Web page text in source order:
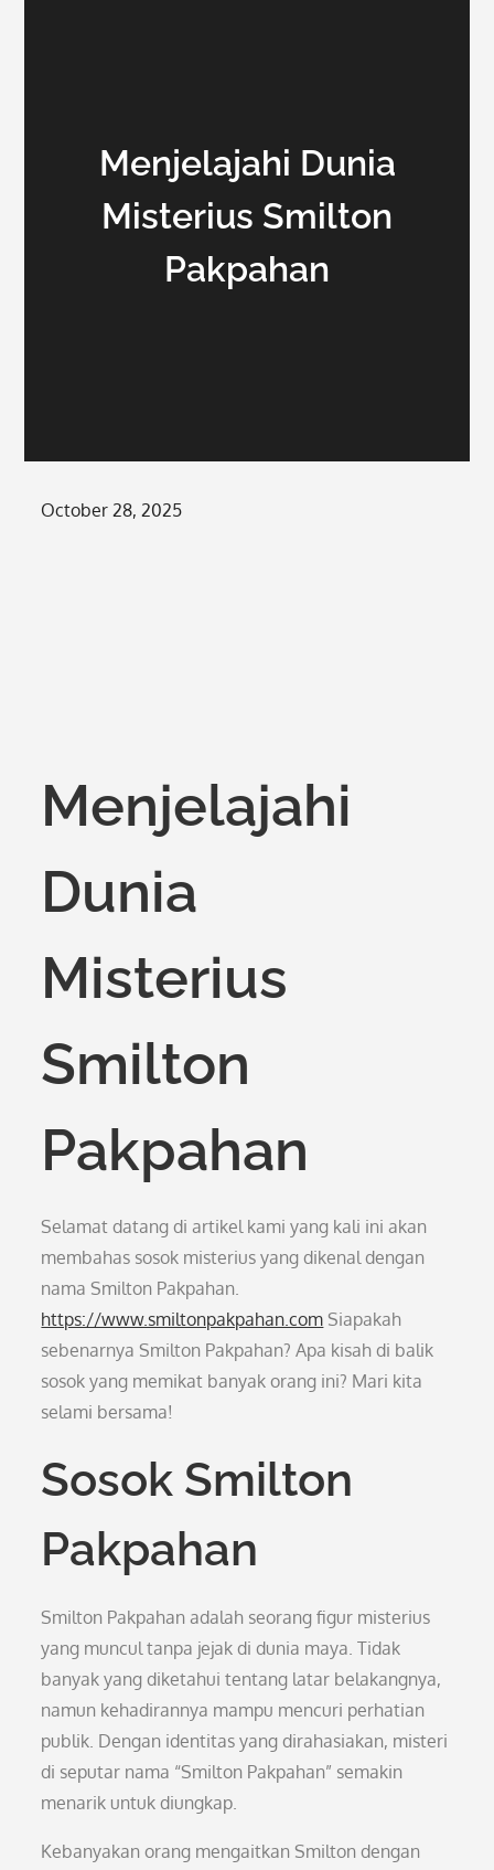
Menjelajahi Dunia
Misterius Smilton
Pakpahan
Posted
October 28, 2025
Menjelajahi
Dunia
Misterius
Smilton
Pakpahan
Selamat datang di artikel kami yang kali ini akan
membahas sosok misterius yang dikenal dengan
nama Smilton Pakpahan.
https://www.smiltonpakpahan.com Siapakah
sebenarnya Smilton Pakpahan? Apa kisah di balik
sosok yang memikat banyak orang ini? Mari kita
selami bersama!
Sosok Smilton
Pakpahan
Smilton Pakpahan adalah seorang figur misterius
yang muncul tanpa jejak di dunia maya. Tidak
banyak yang diketahui tentang latar belakangnya,
namun kehadirannya mampu mencuri perhatian
publik. Dengan identitas yang dirahasiakan, misteri
di seputar nama “Smilton Pakpahan” semakin
menarik untuk diungkap.
Kebanyakan orang mengaitkan Smilton dengan